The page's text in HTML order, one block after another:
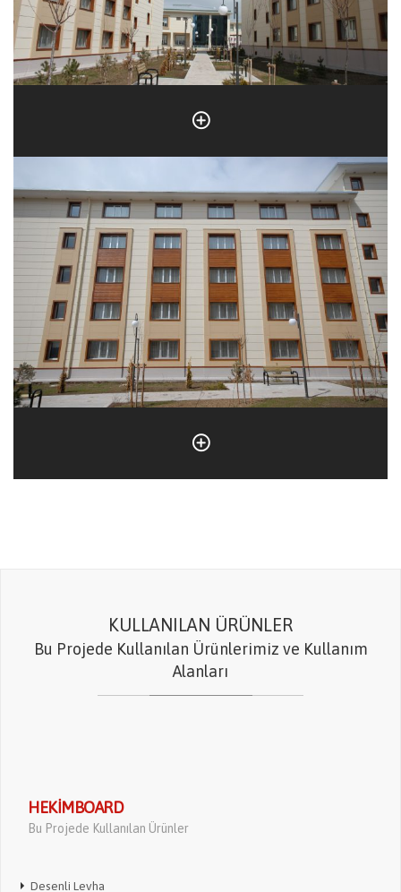
KULLANILAN ÜRÜNLER
Bu Projede Kullanılan Ürünlerimiz ve Kullanım
Alanları
HEKIMBOARD
Bu Projede Kullanılan Ürünler
Desenli Levha